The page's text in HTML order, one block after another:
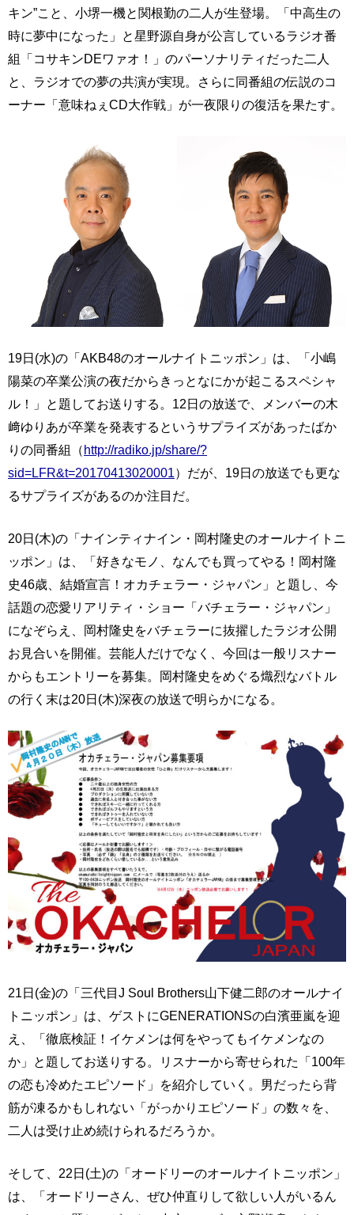
キン”こと、小堺一機と関根勤の二人が生登場。「中高生の
時に夢中になった」と星野源自身が公言しているラジオ番
組「コサキンDEワァオ！」のパーソナリティだった二人
と、ラジオでの夢の共演が実現。さらに同番組の伝説のコ
ーナー「意味ねぇCD大作戦」が一夜限りの復活を果たす。
19日(水)の「AKB48のオールナイトニッポン」は、「小嶋
陽菜の卒業公演の夜だからきっとなにかが起こるスペシャ
ル！」と題してお送りする。12日の放送で、メンバーの木
﨑ゆりあが卒業を発表するというサプライズがあったばか
りの同番組（http://radiko.jp/share/?
sid=LFR&t=20170413020001）だが、19日の放送でも更な
るサプライズがあるのか注目だ。
20日(木)の「ナインティナイン・岡村隆史のオールナイトニ
ッポン」は、「好きなモノ、なんでも買ってやる！岡村隆
史46歳、結婚宣言！オカチェラー・ジャパン」と題し、今
話題の恋愛リアリティ・ショー「バチェラー・ジャパン」
になぞらえ、岡村隆史をバチェラーに抜擢したラジオ公開
お見合いを開催。芸能人だけでなく、今回は一般リスナー
からもエントリーを募集。岡村隆史をめぐる熾烈なバトル
の行く末は20日(木)深夜の放送で明らかになる。
21日(金)の「三代目J Soul Brothers山下健二郎のオールナイ
トニッポン」は、ゲストにGENERATIONSの白濱亜嵐を迎
え、「徹底検証！イケメンは何をやってもイケメンなの
か」と題してお送りする。リスナーから寄せられた「100年
の恋も冷めたエピソード」を紹介していく。男だったら背
筋が凍るかもしれない「がっかりエピソード」の数々を、
二人は受け止め続けられるだろうか。
そして、22日(土)の「オードリーのオールナイトニッポン」
は、「オードリーさん、ぜひ仲直りして欲しい人がいるん